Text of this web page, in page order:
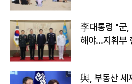
李대통령 "군,
해야…지휘부
與, 부동산 세